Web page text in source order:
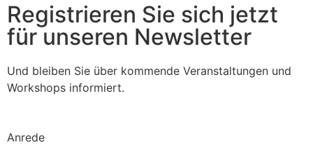
Registrieren Sie sich jetzt
für unseren Newsletter
Und bleiben Sie über kommende Veranstaltungen und
Workshops informiert.
Anrede